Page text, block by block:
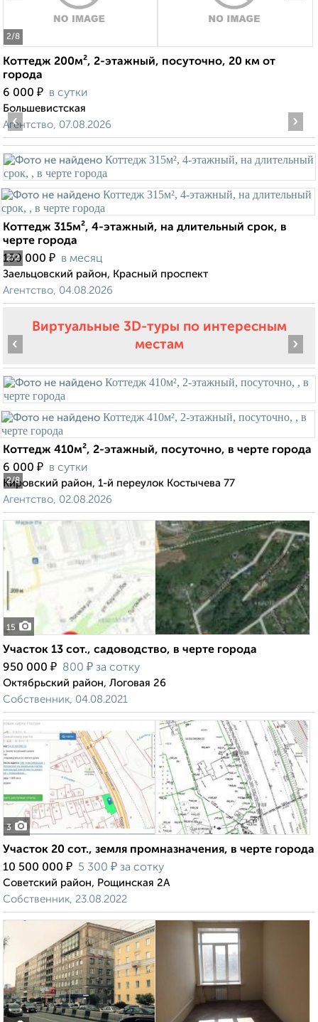
2/8
Коттедж 200м², 2-этажный, посуточно, 20 км от
города
6 000 ₽ в сутки
Большевистская
Агентство, 07.08.2026
2/2
‹ ›
Коттедж 315м², 4-этажный, на длительный срок, в
черте города
150 000 ₽ в месяц
Заельцовский район, Красный проспект
Агентство, 04.08.2026
Виртуальные 3D-туры по интересным
местам
2/8
‹ ›
Коттедж 410м², 2-этажный, посуточно, в черте города
6 000 ₽ в сутки
Кировский район, 1-й переулок Костычева 77
Агентство, 02.08.2026
15
Участок 13 сот., садоводство, в черте города
950 000 ₽ 800 ₽ за сотку
Октябрьский район, Логовая 26
Собственник, 04.08.2021
3
Участок 20 сот., земля промназначения, в черте города
10 500 000 ₽ 5 300 ₽ за сотку
Советский район, Рощинская 2А
Собственник, 23.08.2022